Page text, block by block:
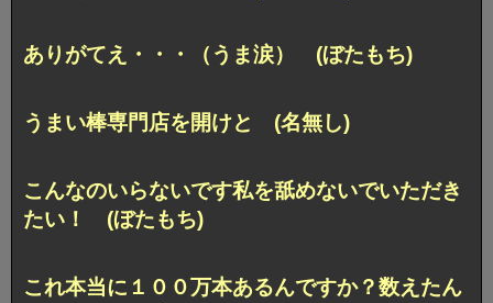
ありがてえ・・・（うま涙） (ぼたもち)
うまい棒専門店を開けと (名無し)
こんなのいらないです私を舐めないでいただき
たい！ (ぼたもち)
これ本当に１００万本あるんですか？数えたん